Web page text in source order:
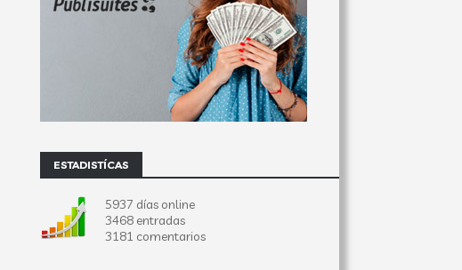
ESTADISTÍCAS
5937 días online
3468 entradas
3181 comentarios